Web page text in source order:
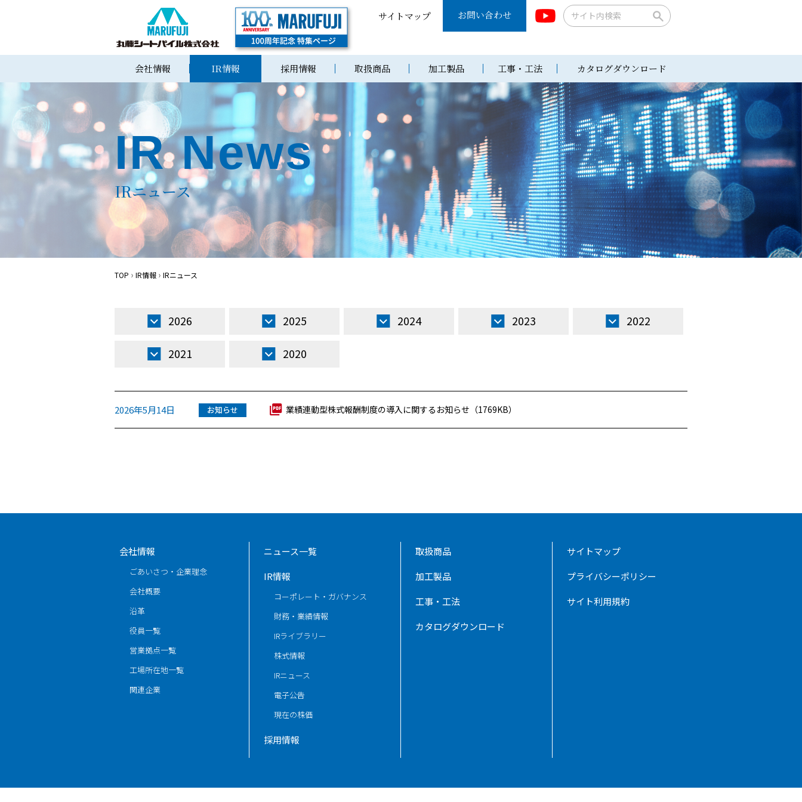
サイトマップ お問い合わせ
会社情報 IR情報 採用情報 取扱商品 加工製品 工事・工法 カタログダウンロード
IR News
IRニュース
TOP IR情報 IRニュース
2026 2025 2024 2023 2022
2021 2020
2026年5月14日 お知らせ 業績連動型株式報酬制度の導入に関するお知らせ（1769KB）
会社情報
ごあいさつ・企業理念
会社概要
沿革
役員一覧
営業拠点一覧
工場所在地一覧
関連企業
ニュース一覧
IR情報
コーポレート・ガバナンス
財務・業績情報
IRライブラリー
株式情報
IRニュース
電子公告
現在の株価
採用情報
取扱商品
加工製品
工事・工法
カタログダウンロード
サイトマップ
プライバシーポリシー
サイト利用規約